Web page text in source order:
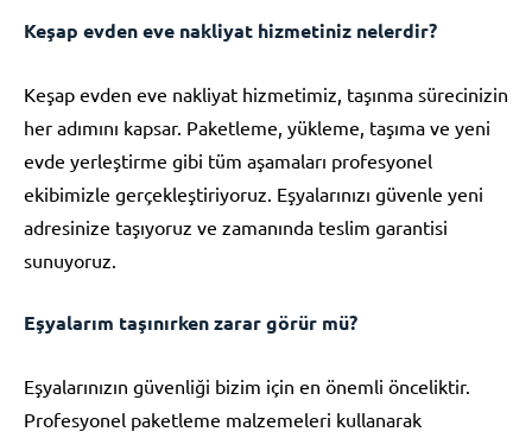
Keşap evden eve nakliyat hizmetiniz nelerdir?
Keşap evden eve nakliyat hizmetimiz, taşınma sürecinizin
her adımını kapsar. Paketleme, yükleme, taşıma ve yeni
evde yerleştirme gibi tüm aşamaları profesyonel
ekibimizle gerçekleştiriyoruz. Eşyalarınızı güvenle yeni
adresinize taşıyoruz ve zamanında teslim garantisi
sunuyoruz.
Eşyalarım taşınırken zarar görür mü?
Eşyalarınızın güvenliği bizim için en önemli önceliktir.
Profesyonel paketleme malzemeleri kullanarak